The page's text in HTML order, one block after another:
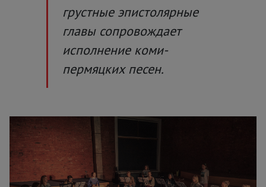
грустные эпистолярные
главы сопровождает
исполнение коми-
пермяцких песен.